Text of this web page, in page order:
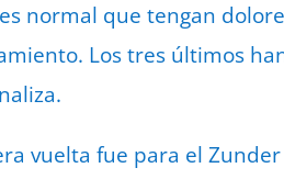
normal que tengan
Los tres últimos
vuelta fue para el